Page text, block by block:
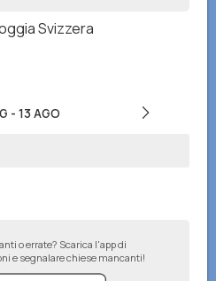
Svizzera
- 13 AGO
o errate? Scarica l'app di
e segnalare chiese mancanti!